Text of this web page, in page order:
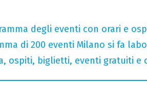
degli eventi con orari e
di 200 eventi Milano si fa
ospiti, biglietti, eventi gratuiti e